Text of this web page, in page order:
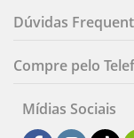
Dúvidas
Compre pelo
Mídias Sociais